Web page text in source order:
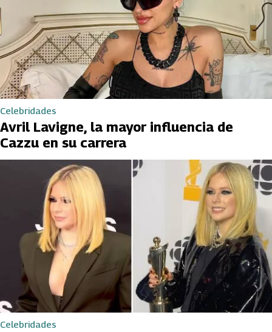
Celebridades
Avril Lavigne, la mayor influencia de
Cazzu en su carrera
Celebridades